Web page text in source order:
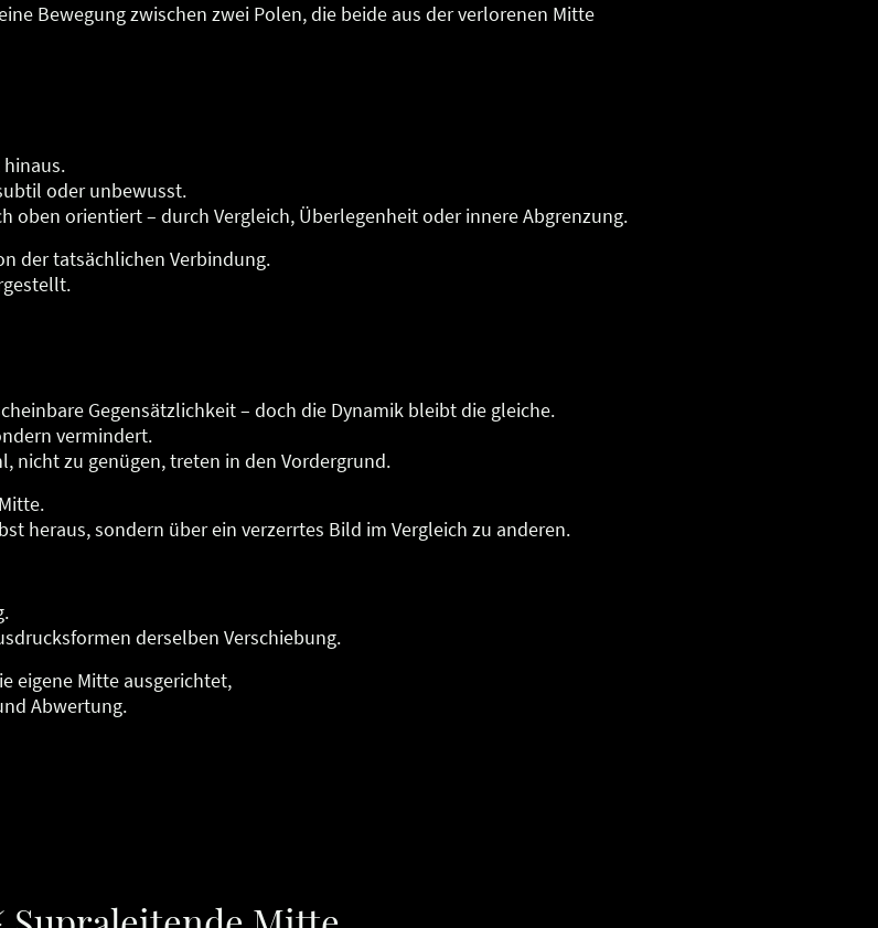
Bewegung zwischen zwei Polen, die beide aus der verlorenen Mitte
oder unbewusst.
oben orientiert – durch Vergleich, Überlegenheit oder innere Abgrenzung.
der tatsächlichen Verbindung.
Gegensätzlichkeit – doch die Dynamik bleibt die gleiche.
vermindert.
nicht zu genügen, treten in den Vordergrund.
heraus, sondern über ein verzerrtes Bild im Vergleich zu anderen.
derselben Verschiebung.
eigene Mitte ausgerichtet,
Abwertung.